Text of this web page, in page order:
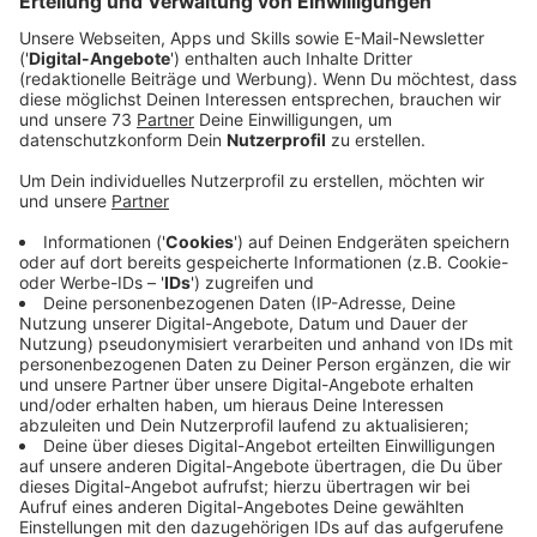
Löschsprays oder spezieller
Fettbrandlöscher am besten geeignet
Die Feuerwehr schult seit Jahrzehnten die Menschen
im Umgang mit solchen Situationen. Eine
Fettexplosion wie jetzt in Gescher wird deshalb zum
Glück immer mehr zur Ausnahme. Das Wichtigste,
wenn es im Topf oder der Pfanne anfängt zu brennen,
ist Ruhe bewahren, sagt Kreisbrandmeister Stefan van
Bömmel.
Anzeige